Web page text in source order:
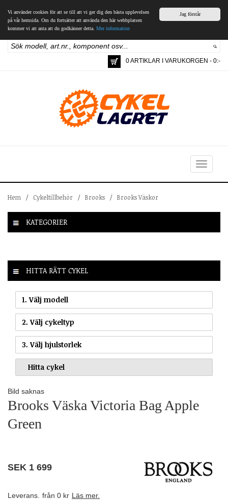
Jag förstår
Vi använder cookies för att se till att vi ger dig den bästa upplevelsen
på vår hemsida. Om du fortsätter att använda den här webbplatsen
kommer vi att anta att du godkänner detta. Mer information
0 ARTIKLAR I VARUKORGEN - 0:-
Toggle
navigation
Hem / Cykeltillbehör / Brooks / Brooks Väskor
KATEGORIER
HITTA RÄTT CYKEL
1. Välj modell
2. Välj cykeltyp
3. Välj hjulstorlek
Bild saknas
Brooks Väska Victoria Bag Apple
Green
SEK 1 699
Leverans. från 0 kr Läs mer.